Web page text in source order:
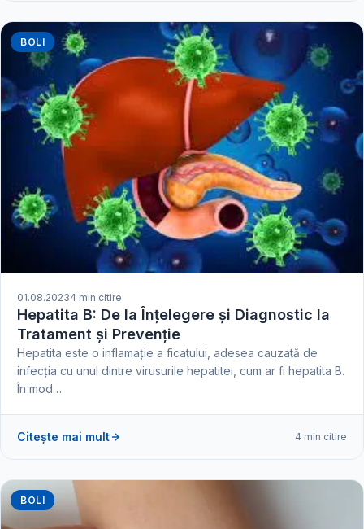
BOLI
01.08.20234 min citire
Hepatita B: De la Înțelegere și Diagnostic la
Tratament și Prevenție
Hepatita este o inflamație a ficatului, adesea cauzată de
infecția cu unul dintre virusurile hepatitei, cum ar fi hepatita B.
În mod…
Citește mai mult 4 min citire
BOLI